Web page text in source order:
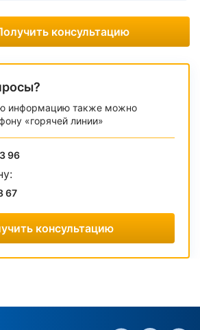
консультацию
информацию также можно
«горячей линии»
96
67
консультацию